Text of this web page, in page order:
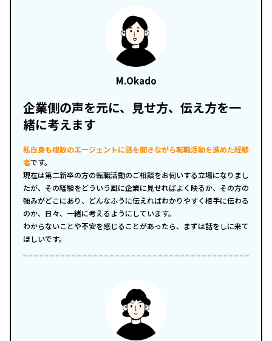
M.Okado
企業側の声を元に、見せ方、伝え方を一
緒に考えます
私自身も複数のエージェントに話を聞きながら転職活動を進めた経験
者です。
現在は第二新卒の方の転職活動のご相談をお伺いする立場になりまし
たが、その経験をどういう風に企業に見せればよく映るか、その方の
強みがどこにあり、どんなふうに伝えればわかりやすく相手に伝わる
のか、日々、一緒に考えるようにしています。
わからないことや不安を感じることがあったら、まずは話をしに来て
ほしいです。